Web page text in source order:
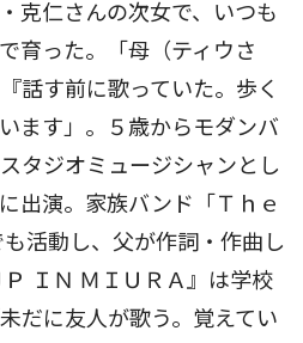
克仁さんの次女で、いつも
育った。「母（ティウさ
話す前に歌っていた。歩く
ます」。５歳からモダンバ
タジオミュージシャンとし
出演。家族バンド「Ｔｈｅ
活動し、父が作詞・作曲し
ＩＮ ＭＩＵＲＡ』は学校
だに友人が歌う。覚えてい